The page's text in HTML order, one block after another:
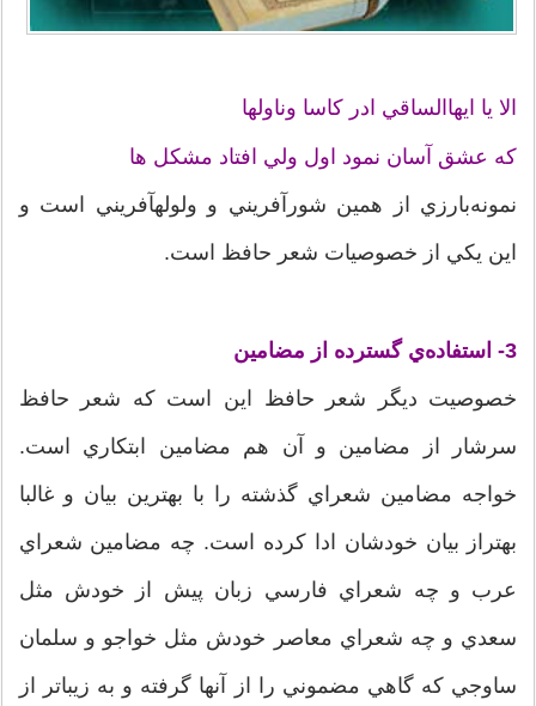
الا يا ايهاالساقي ادر کاسا وناولها
که عشق آسان نمود اول ولي افتاد مشکل ها
نمونه‌بارزي از همين شور‌آفريني و ولولهآفريني است و
اين يکي از خصوصيات شعر حافظ است.
3- استفاده‌ي گسترده از مضامين
خصوصيت ديگر شعر حافظ اين است که شعر حافظ
سرشار از مضامين و آن هم مضامين ابتکاري است.
خواجه مضامين شعراي گذشته را با بهترين بيان و غالبا
بهتراز بيان خودشان ادا کرده است. چه مضامين شعراي
عرب و چه شعراي فارسي زبان پيش از خودش مثل
سعدي و چه شعراي معاصر خودش مثل خواجو و سلمان
ساوجي که گاهي مضموني را از آنها گرفته و به زيباتر از